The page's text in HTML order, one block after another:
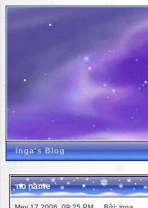
inga's Blog
no name